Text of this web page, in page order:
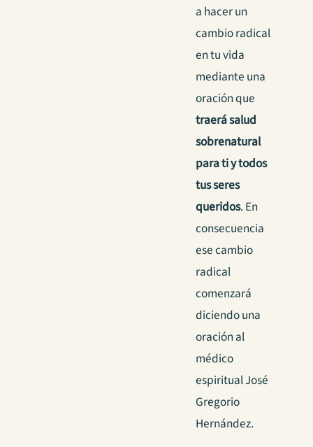
a hacer un
cambio radical
en tu vida
mediante una
oración que
traerá salud
sobrenatural
para ti y todos
tus seres
queridos. En
consecuencia
ese cambio
radical
comenzará
diciendo una
oración al
médico
espiritual José
Gregorio
Hernández.